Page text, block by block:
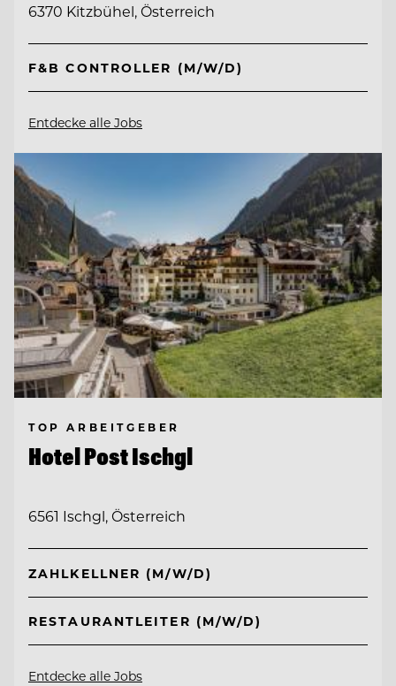
6370 Kitzbühel, Österreich
F&B CONTROLLER (M/W/D)
Entdecke alle Jobs
TOP ARBEITGEBER
Hotel Post Ischgl
6561 Ischgl, Österreich
ZAHLKELLNER (M/W/D)
RESTAURANTLEITER (M/W/D)
Entdecke alle Jobs